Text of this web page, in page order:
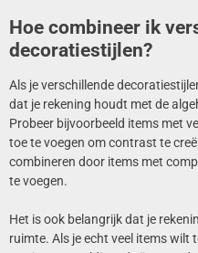
Hoe combineer ik
decoratiestijlen?
Als je verschillende
dat je rekening houdt met de
Probeer bijvoorbeeld items met
toe te voegen om contrast te
combineren door items met
te voegen.
Het is ook belangrijk dat je
ruimte. Als je echt veel items wilt